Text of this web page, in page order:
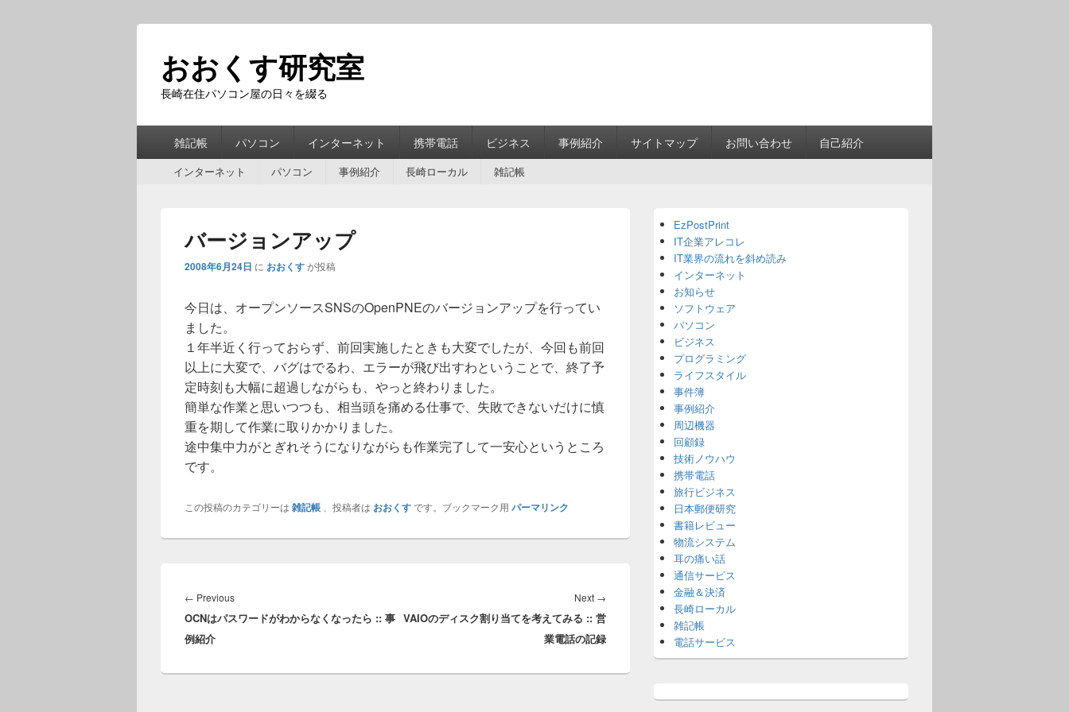
おおくす研究室
長崎在住パソコン屋の日々を綴る
雑記帳 パソコン インターネット 携帯電話 ビジネス 事例紹介 サイトマップ お問い合わせ 自己紹介
インターネット パソコン 事例紹介 長崎ローカル 雑記帳
バージョンアップ
2008年6月24日 に おおくすが投稿
今日は、オープンソースSNSのOpenPNEのバージョンアップを行ってい
ました。
１年半近く行っておらず、前回実施したときも大変でしたが、今回も前回
以上に大変で、バグはでるわ、エラーが飛び出すわということで、終了予
定時刻も大幅に超過しながらも、やっと終わりました。
簡単な作業と思いつつも、相当頭を痛める仕事で、失敗できないだけに慎
重を期して作業に取りかかりました。
途中集中力がとぎれそうになりながらも作業完了して一安心というところ
です。
この投稿のカテゴリーは 雑記帳 、投稿者は おおくすです。ブックマーク用 パーマリンク
稿
ナ
ビ
ゲ
← PreviousPrevious
post:
OCNはパスワードがわからなくなったら :: 事
例紹介
Next →
post:
VAIOのディスク割り当てを考えてみる :: 営
業電話の記録
Sidebar
Widget
Area
EzPostPrint
IT企業アレコレ
IT業界の流れを斜め読み
インターネット
お知らせ
ソフトウェア
パソコン
ビジネス
プログラミング
ライフスタイル
事件簿
事例紹介
周辺機器
回顧録
技術ノウハウ
携帯電話
旅行ビジネス
日本郵便研究
書籍レビュー
物流システム
耳の痛い話
通信サービス
金融＆決済
長崎ローカル
雑記帳
電話サービス